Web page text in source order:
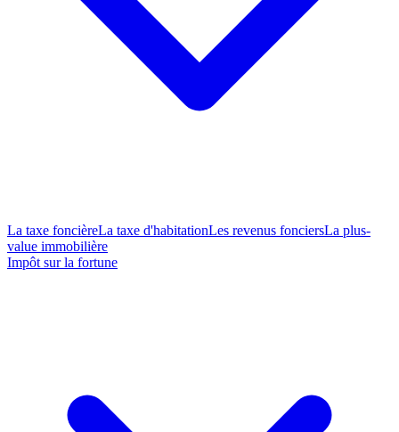
La taxe foncièreLa taxe d'habitationLes revenus fonciersLa plus-
value immobilière
Impôt sur la fortune